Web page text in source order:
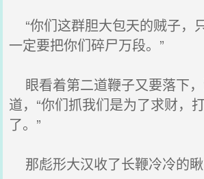
“你们这群胆大包天的贼子，
一定要把你们碎尸万段。”
眼看着第二道鞭子又要落下
道，“你们抓我们是为了求财，
了。”
那彪形大汉收了长鞭冷冷的瞅